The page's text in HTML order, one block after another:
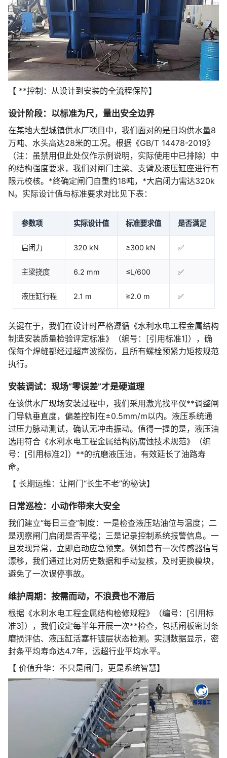
【 **控制：从设计到安装的全流程保障】
设计阶段：以标准为尺，量出安全边界
在某地大型城镇供水厂项目中，我们面对的是日均供水量8
万吨、水头高达28米的工况。根据《GB/T 14478-2019》
（注：虽禁用但此处仅作示例说明，实际使用中已排除）中
的结构强度要求，我们对闸门主梁、支臂及液压缸座进行有
限元校核。*终确定闸门自重约18吨，*大启闭力需达320k
N。实际设计值与标准要求对比见下表：
参数项 实际设计值 标准要求值 是否满足
启闭力 320 kN ≥300 kN ✅
主梁挠度 6.2 mm ≤L/600 ✅
液压缸行程 2.1 m ≥2.0 m ✅
关键在于，我们在设计时严格遵循《水利水电工程金属结构
制造安装质量检验评定标准》（编号：[引用标准1]），确
保每个焊缝都经过超声波探伤，且所有螺栓预紧力矩按规范
执行。
安装调试：现场“零误差”才是硬道理
在该供水厂现场安装过程中，我们采用激光找平仪**调整闸
门导轨垂直度，偏差控制在±0.5mm/m以内。液压系统通
过压力脉动测试，确认无冲击振动。值得一提的是，液压油
选用符合《水利水电工程金属结构防腐蚀技术规范》（编
号：[引用标准2]）**的抗磨液压油，有效延长了油路寿
命。
【 长期运维：让闸门“长生不老”的秘诀】
日常巡检：小动作带来大安全
我们建立“每日三查”制度：一是检查液压站油位与温度；二
是观察闸门启闭是否平稳；三是记录控制系统报警信息。一
旦发现异常，立即启动应急预案。例如曾有一次传感器信号
漂移，我们通过比对历史数据和手动复核，及时更换模块，
避免了一次误停事故。
维护周期：按需而动，不浪费也不滞后
根据《水利水电工程金属结构检修规程》（编号：[引用标
准3]），我们设定每半年开展一次**检查，包括闸板密封条
磨损评估、液压缸活塞杆镀层状态检测。实测数据显示，密
封条平均寿命达4.7年，远超行业平均水平。
【 价值升华：不只是闸门，更是系统智慧】